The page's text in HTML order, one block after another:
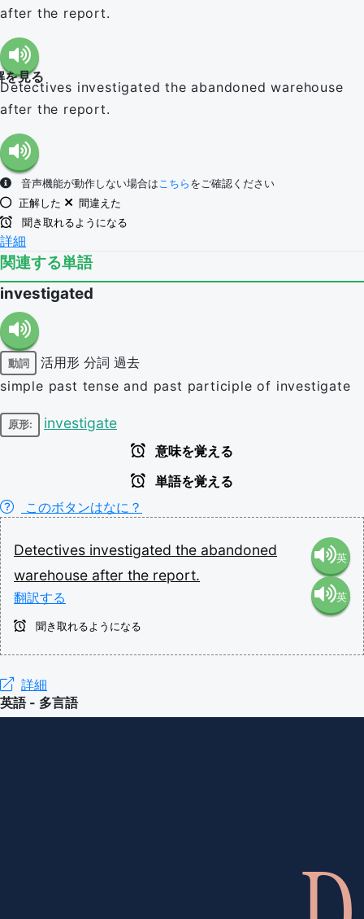
after the report.
を見る
Detectives investigated the abandoned warehouse
after the report.
音声機能が動作しない場合はこちら をご確認ください
正解した
間違えた
聞き取れるようになる
詳細
関連する単語
investigated
動詞 活用形 分詞 過去
simple past tense and past participle of investigate
原形: investigate
意味を覚える
単語を覚える
このボタンはなに？
Detectives investigated the abandoned
warehouse after the report.
翻訳する
英
語（米
英
聞き取れるようになる
詳細
英語 - 多言語